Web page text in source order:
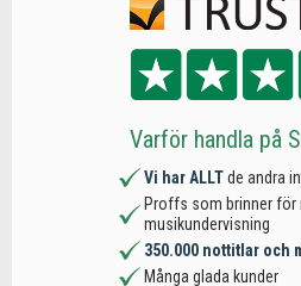
Varför handla på
Vi har ALLTde andra
Proffs som brinner för
musikundervisning
350.000 nottitlar och
Många glada kunder